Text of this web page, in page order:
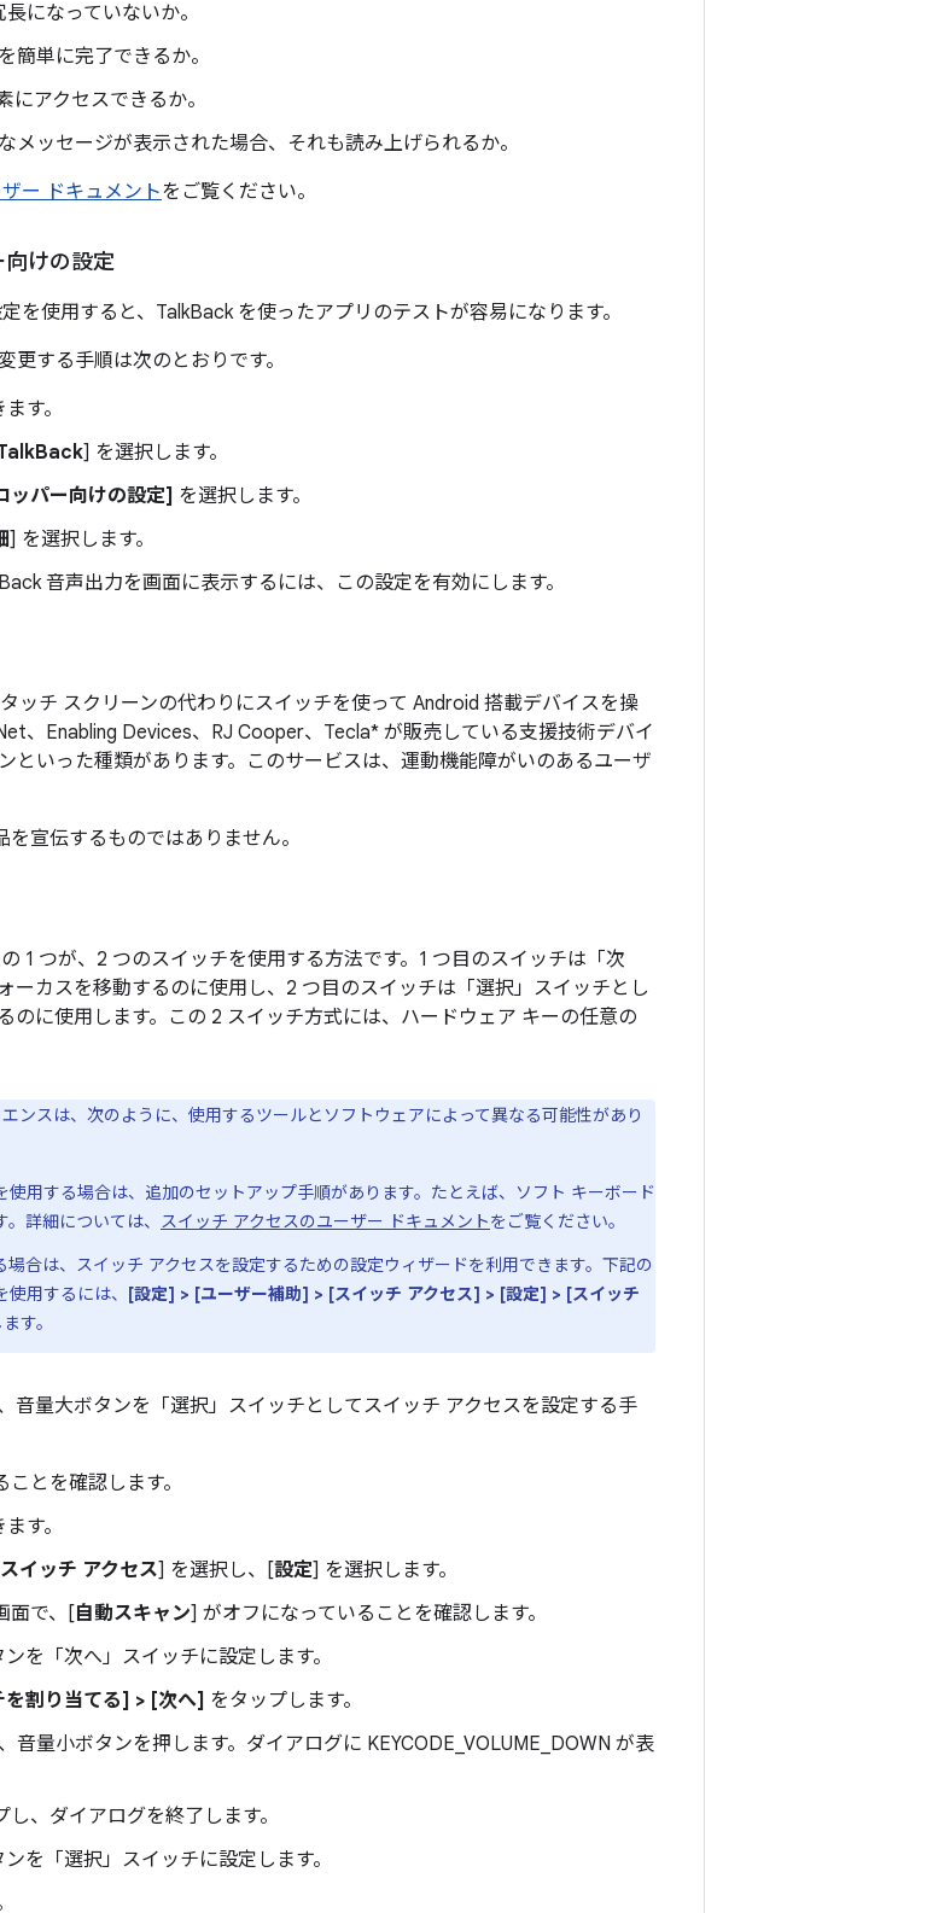
になっていないか。
簡単に完了できるか。
にアクセスできるか。
メッセージが表示された場合、それも読み上げられるか。
ー ドキュメントをご覧ください。
向けの設定
を使用すると、TalkBack を使ったアプリのテストが容易になります。
する手順は次のとおりです。
す。
] を選択します。
ッパー向けの設定] を選択します。
] を選択します。
音声出力を画面に表示するには、この設定を有効にします。
ッチ スクリーンの代わりにスイッチを使って Android 搭載デバイスを操
、Enabling Devices、RJ Cooper、Tecla* が販売している支援技術デバイ
といった種類があります。このサービスは、運動機能障がいのあるユーザ
宣伝するものではありません。
1 つが、2 つのスイッチを使用する方法です。1 つ目のスイッチは「次
ーカスを移動するのに使用し、2 つ目のスイッチは「選択」スイッチとし
のに使用します。この 2 スイッチ方式には、ハードウェア キーの任意の
ンスは、次のように、使用するツールとソフトウェアによって異なる可能性があり
使用する場合は、追加のセットアップ手順があります。たとえば、ソフト キーボード
詳細については、 スイッチ アクセスのユーザー ドキュメントをご覧ください。
場合は、スイッチ アクセスを設定するための設定ウィザードを利用できます。下記の
用するには、 [設定] > [ユーザー補助] > [スイッチ アクセス] > [設定] > [スイッチ
す。
音量大ボタンを「選択」スイッチとしてスイッチ アクセスを設定する手
とを確認します。
す。
スイッチ アクセス] を選択し、[設定] を選択します。
面で、[自動スキャン] がオフになっていることを確認します。
を「次へ」スイッチに設定します。
割り当てる] > [次へ] をタップします。
音量小ボタンを押します。ダイアログに KEYCODE_VOLUME_DOWN が表
し、ダイアログを終了します。
を「選択」スイッチに設定します。